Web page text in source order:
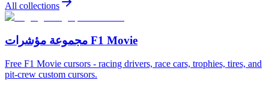
All collections
مجموعة مؤشرات F1 Movie
Free F1 Movie cursors - racing drivers, race cars, trophies, tires, and
pit-crew custom cursors.